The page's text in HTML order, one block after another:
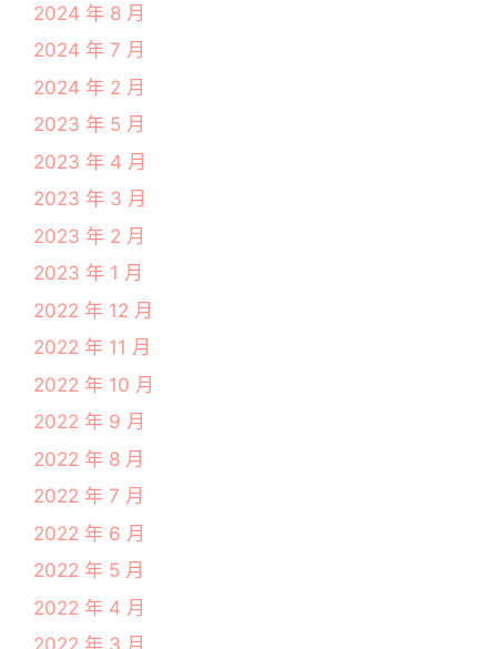
2024 年 8 月
2024 年 7 月
2024 年 2 月
2023 年 5 月
2023 年 4 月
2023 年 3 月
2023 年 2 月
2023 年 1 月
2022 年 12 月
2022 年 11 月
2022 年 10 月
2022 年 9 月
2022 年 8 月
2022 年 7 月
2022 年 6 月
2022 年 5 月
2022 年 4 月
2022 年 3 月